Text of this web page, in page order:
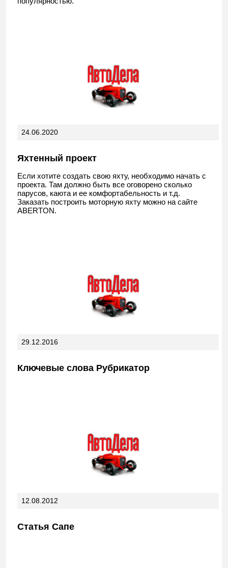
24.06.2020
Яхтенный проект
Если хотите создать свою яхту, необходимо начать с
проекта. Там должно быть все оговорено сколько
парусов, каюта и ее комфортабельность и т.д.
Заказать построить моторную яхту можно на сайте
ABERTON.
29.12.2016
Ключевые слова Рубрикатор
12.08.2012
Статья Сапе